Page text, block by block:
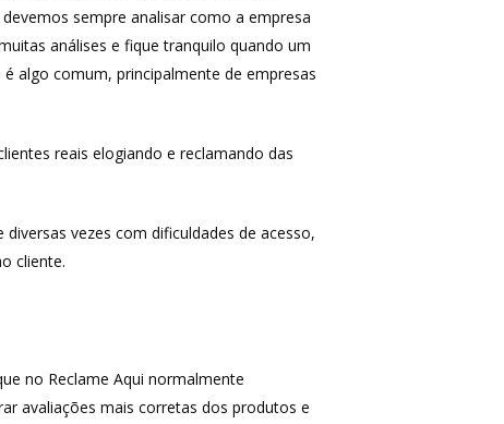
sempre analisar como a empresa
análises e fique tranquilo quando um
algo comum, principalmente de empresas
reais elogiando e reclamando das
vezes com dificuldades de acesso,
cliente.
no Reclame Aqui normalmente
avaliações mais corretas dos produtos e